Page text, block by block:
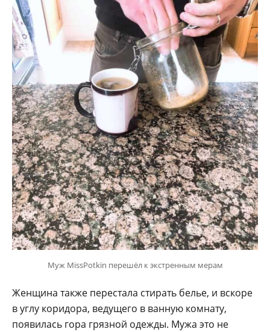
Муж MissPotkin перешёл к экстренным мерам
Женщина также перестала стирать белье, и вскоре
в углу коридора, ведущего в ванную комнату,
появилась гора грязной одежды. Мужа это не